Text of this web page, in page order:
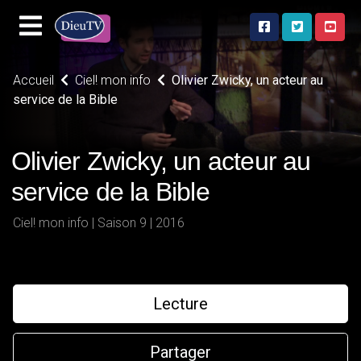
Accueil Ciel! mon info
Olivier Zwicky, un acteur au
service de la Bible
Olivier Zwicky, un acteur au
service de la Bible
Ciel! mon info | Saison 9 | 2016
Lecture
Partager